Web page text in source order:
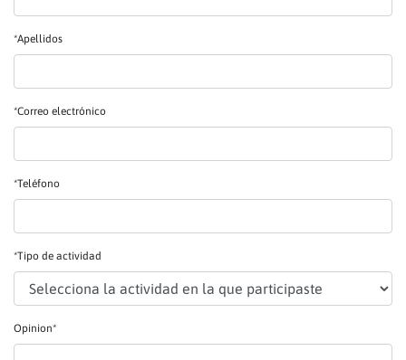
*Apellidos
*Correo electrónico
*Teléfono
*Tipo de actividad
Opinion*